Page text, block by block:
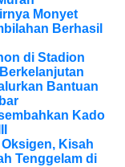
Monyet
Berhasil
di Stadion
Bantuan
Kado
Kisah
Tenggelam di